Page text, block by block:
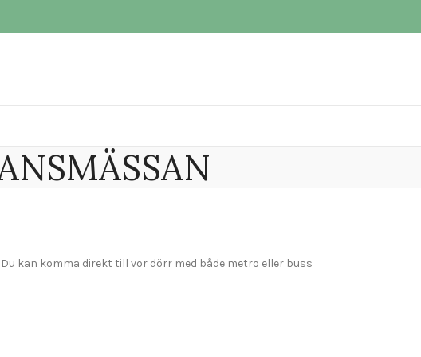
kan komma direkt till vor dörr med både metro eller buss